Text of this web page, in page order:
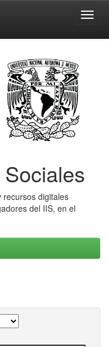
recursos digitales
del IIS, en el